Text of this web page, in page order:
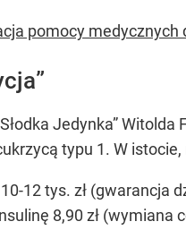
pomocy
Jedynka”
typu 1. W
12 tys. zł (gwarancja
8,90 zł (wymiana